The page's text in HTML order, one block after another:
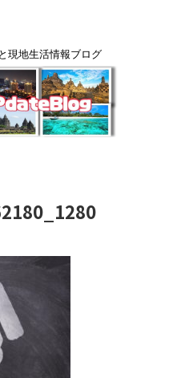
現地生活情報ブログ